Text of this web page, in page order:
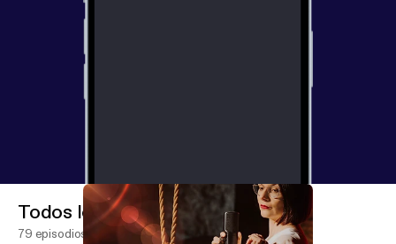
Todos los episodios
79 episodios